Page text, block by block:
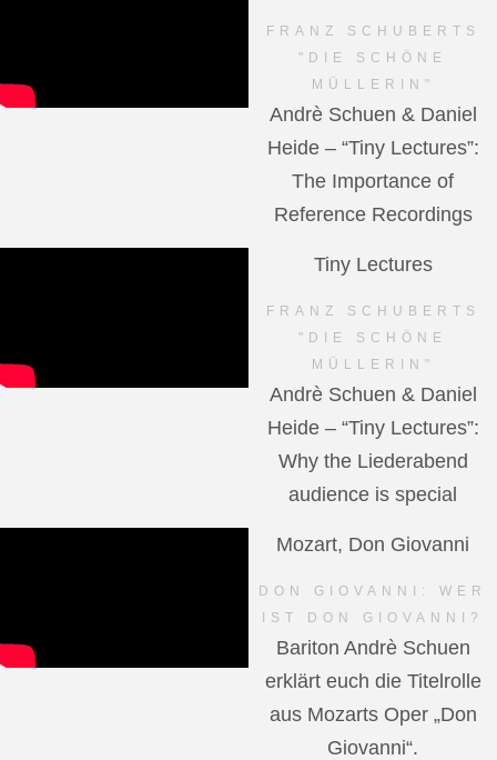
FRANZ SCHUBERTS
"DIE SCHÖNE
MÜLLERIN"
Andrè Schuen & Daniel
Heide – “Tiny Lectures”:
The Importance of
Reference Recordings
Tiny Lectures
FRANZ SCHUBERTS
"DIE SCHÖNE
MÜLLERIN"
Andrè Schuen & Daniel
Heide – “Tiny Lectures”:
Why the Liederabend
audience is special
Mozart, Don Giovanni
DON GIOVANNI: WER
IST DON GIOVANNI?
Bariton Andrè Schuen
erklärt euch die Titelrolle
aus Mozarts Oper „Don
Giovanni“.